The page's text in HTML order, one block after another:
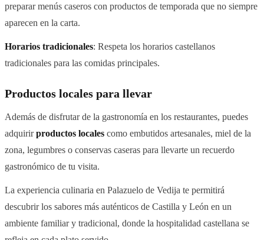
preparar menús caseros con productos de temporada que no siempre
aparecen en la carta.
Horarios tradicionales: Respeta los horarios castellanos
tradicionales para las comidas principales.
Productos locales para llevar
Además de disfrutar de la gastronomía en los restaurantes, puedes
adquirirproductos locales como embutidos artesanales, miel de la
zona, legumbres o conservas caseras para llevarte un recuerdo
gastronómico de tu visita.
La experiencia culinaria en Palazuelo de Vedija te permitirá
descubrir los sabores más auténticos de Castilla y León en un
ambiente familiar y tradicional, donde la hospitalidad castellana se